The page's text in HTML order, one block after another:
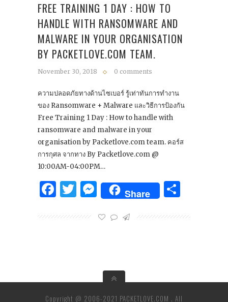
FREE TRAINING 1 DAY : HOW TO
HANDLE WITH RANSOMWARE AND
MALWARE IN YOUR ORGANISATION
BY PACKETLOVE.COM TEAM.
November 30, 2018 0 comments
ความปลอดภัยทางด้านไซเบอร์ รู้เท่าทันการทำงาน
ของ Ransomware + Malware และวิธีการป้องกัน
Free Training 1 Day : How to handle with
ransomware and malware in your
organisation by Packetlove.com team. คอร์ส
การกุศล จากทาง By Packetlove.com @
10:00AM-04:00PM…
Facebook
Twitter
Messenger
Share
Copyright @ 2006-2021 PACKETLOVE.COM . All